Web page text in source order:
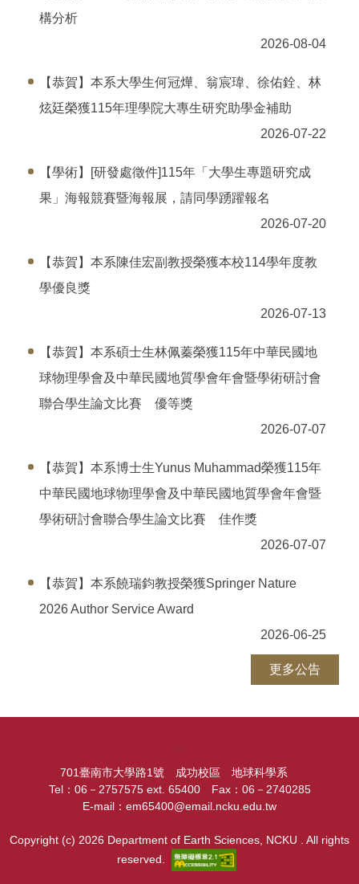
構分析
2026-08-04
【恭賀】本系大學生何冠燁、翁宸瑋、徐佑銓、林
炫廷榮獲115年理學院大專生研究助學金補助
2026-07-22
【學術】[研發處徵件]115年「大學生專題研究成
果」海報競賽暨海報展，請同學踴躍報名
2026-07-20
【恭賀】本系陳佳宏副教授榮獲本校114學年度教
學優良獎
2026-07-13
【恭賀】本系碩士生林佩蓁榮獲115年中華民國地
球物理學會及中華民國地質學會年會暨學術研討會
聯合學生論文比賽 優等獎
2026-07-07
【恭賀】本系博士生Yunus Muhammad榮獲115年
中華民國地球物理學會及中華民國地質學會年會暨
學術研討會聯合學生論文比賽 佳作獎
2026-07-07
【恭賀】本系饒瑞鈞教授榮獲Springer Nature
2026 Author Service Award
2026-06-25
更多公告
:::
701臺南市大學路1號 成功校區 地球科學系
Tel：06－2757575 ext. 65400 Fax：06－2740285
E-mail：em65400@email.ncku.edu.tw
Copyright (c) 2026 Department of Earth Sciences, NCKU . All rights
reserved.